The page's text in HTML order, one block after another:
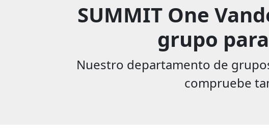
SUMMIT One
grupo
Nuestro departamento de
compruebe